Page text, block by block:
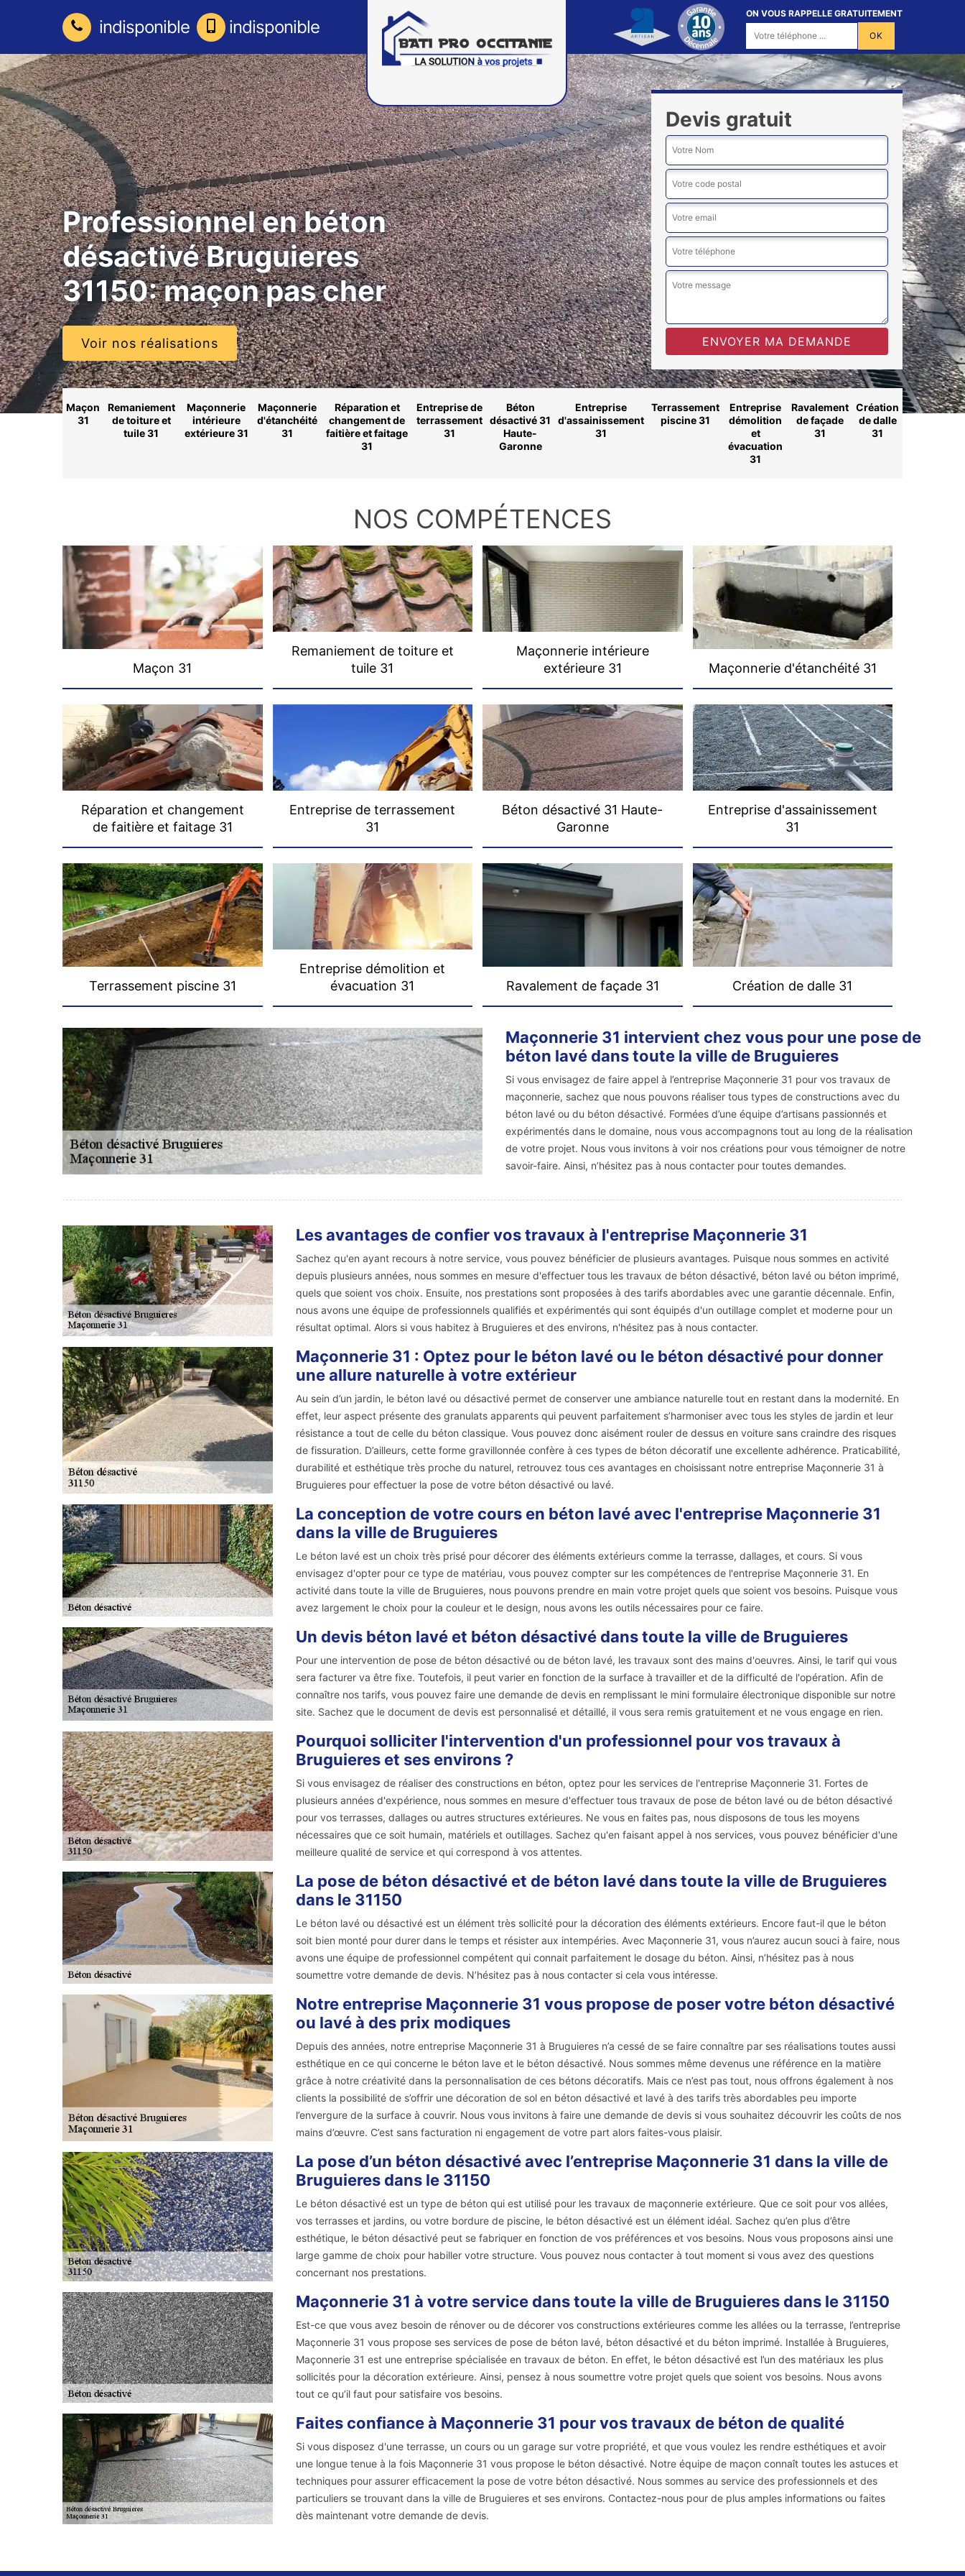
indisponible indisponible
ON VOUS RAPPELLE GRATUITEMENT
Professionnel en béton
désactivé Bruguieres
31150: maçon pas cher
Voir nos réalisations
Devis gratuit
Maçon
31
Remaniement
de toiture et
tuile 31
Maçonnerie
intérieure
extérieure 31
Maçonnerie
d'étanchéité
31
Réparation et
changement de
faitière et faitage
31
Entreprise de
terrassement
31
Béton
désactivé 31
Haute-
Garonne
Entreprise
d'assainissement
31
Terrassement
piscine 31
Entreprise
démolition
et
évacuation
31
Ravalement
de façade
31
Création
de dalle
31
NOS COMPÉTENCES
Maçon 31
Remaniement de toiture et
tuile 31
Maçonnerie intérieure
extérieure 31
Maçonnerie d'étanchéité 31
Réparation et changement
de faitière et faitage 31
Entreprise de terrassement
31
Béton désactivé 31 Haute-
Garonne
Entreprise d'assainissement
31
Terrassement piscine 31
Entreprise démolition et
évacuation 31
Ravalement de façade 31 Création de dalle 31
Maçonnerie 31 intervient chez vous pour une pose de
béton lavé dans toute la ville de Bruguieres
Si vous envisagez de faire appel à l’entreprise Maçonnerie 31 pour vos travaux de
maçonnerie, sachez que nous pouvons réaliser tous types de constructions avec du
béton lavé ou du béton désactivé. Formées d’une équipe d’artisans passionnés et
expérimentés dans le domaine, nous vous accompagnons tout au long de la réalisation
de votre projet. Nous vous invitons à voir nos créations pour vous témoigner de notre
savoir-faire. Ainsi, n’hésitez pas à nous contacter pour toutes demandes.
Les avantages de confier vos travaux à l'entreprise Maçonnerie 31
Sachez qu'en ayant recours à notre service, vous pouvez bénéficier de plusieurs avantages. Puisque nous sommes en activité
depuis plusieurs années, nous sommes en mesure d'effectuer tous les travaux de béton désactivé, béton lavé ou béton imprimé,
quels que soient vos choix. Ensuite, nos prestations sont proposées à des tarifs abordables avec une garantie décennale. Enfin,
nous avons une équipe de professionnels qualifiés et expérimentés qui sont équipés d'un outillage complet et moderne pour un
résultat optimal. Alors si vous habitez à Bruguieres et des environs, n'hésitez pas à nous contacter.
Maçonnerie 31 : Optez pour le béton lavé ou le béton désactivé pour donner
une allure naturelle à votre extérieur
Au sein d’un jardin, le béton lavé ou désactivé permet de conserver une ambiance naturelle tout en restant dans la modernité. En
effet, leur aspect présente des granulats apparents qui peuvent parfaitement s’harmoniser avec tous les styles de jardin et leur
résistance a tout de celle du béton classique. Vous pouvez donc aisément rouler de dessus en voiture sans craindre des risques
de fissuration. D’ailleurs, cette forme gravillonnée confère à ces types de béton décoratif une excellente adhérence. Praticabilité,
durabilité et esthétique très proche du naturel, retrouvez tous ces avantages en choisissant notre entreprise Maçonnerie 31 à
Bruguieres pour effectuer la pose de votre béton désactivé ou lavé.
La conception de votre cours en béton lavé avec l'entreprise Maçonnerie 31
dans la ville de Bruguieres
Le béton lavé est un choix très prisé pour décorer des éléments extérieurs comme la terrasse, dallages, et cours. Si vous
envisagez d'opter pour ce type de matériau, vous pouvez compter sur les compétences de l'entreprise Maçonnerie 31. En
activité dans toute la ville de Bruguieres, nous pouvons prendre en main votre projet quels que soient vos besoins. Puisque vous
avez largement le choix pour la couleur et le design, nous avons les outils nécessaires pour ce faire.
Un devis béton lavé et béton désactivé dans toute la ville de Bruguieres
Pour une intervention de pose de béton désactivé ou de béton lavé, les travaux sont des mains d'oeuvres. Ainsi, le tarif qui vous
sera facturer va être fixe. Toutefois, il peut varier en fonction de la surface à travailler et de la difficulté de l'opération. Afin de
connaître nos tarifs, vous pouvez faire une demande de devis en remplissant le mini formulaire électronique disponible sur notre
site. Sachez que le document de devis est personnalisé et détaillé, il vous sera remis gratuitement et ne vous engage en rien.
Pourquoi solliciter l'intervention d'un professionnel pour vos travaux à
Bruguieres et ses environs ?
Si vous envisagez de réaliser des constructions en béton, optez pour les services de l'entreprise Maçonnerie 31. Fortes de
plusieurs années d'expérience, nous sommes en mesure d'effectuer tous travaux de pose de béton lavé ou de béton désactivé
pour vos terrasses, dallages ou autres structures extérieures. Ne vous en faites pas, nous disposons de tous les moyens
nécessaires que ce soit humain, matériels et outillages. Sachez qu'en faisant appel à nos services, vous pouvez bénéficier d'une
meilleure qualité de service et qui correspond à vos attentes.
La pose de béton désactivé et de béton lavé dans toute la ville de Bruguieres
dans le 31150
Le béton lavé ou désactivé est un élément très sollicité pour la décoration des éléments extérieurs. Encore faut-il que le béton
soit bien monté pour durer dans le temps et résister aux intempéries. Avec Maçonnerie 31, vous n’aurez aucun souci à faire, nous
avons une équipe de professionnel compétent qui connait parfaitement le dosage du béton. Ainsi, n’hésitez pas à nous
soumettre votre demande de devis. N’hésitez pas à nous contacter si cela vous intéresse.
Notre entreprise Maçonnerie 31 vous propose de poser votre béton désactivé
ou lavé à des prix modiques
Depuis des années, notre entreprise Maçonnerie 31 à Bruguieres n’a cessé de se faire connaître par ses réalisations toutes aussi
esthétique en ce qui concerne le béton lave et le béton désactivé. Nous sommes même devenus une référence en la matière
grâce à notre créativité dans la personnalisation de ces bétons décoratifs. Mais ce n’est pas tout, nous offrons également à nos
clients la possibilité de s’offrir une décoration de sol en béton désactivé et lavé à des tarifs très abordables peu importe
l’envergure de la surface à couvrir. Nous vous invitons à faire une demande de devis si vous souhaitez découvrir les coûts de nos
mains d’œuvre. C’est sans facturation ni engagement de votre part alors faites-vous plaisir.
La pose d’un béton désactivé avec l’entreprise Maçonnerie 31 dans la ville de
Bruguieres dans le 31150
Le béton désactivé est un type de béton qui est utilisé pour les travaux de maçonnerie extérieure. Que ce soit pour vos allées,
vos terrasses et jardins, ou votre bordure de piscine, le béton désactivé est un élément idéal. Sachez qu’en plus d’être
esthétique, le béton désactivé peut se fabriquer en fonction de vos préférences et vos besoins. Nous vous proposons ainsi une
large gamme de choix pour habiller votre structure. Vous pouvez nous contacter à tout moment si vous avez des questions
concernant nos prestations.
Maçonnerie 31 à votre service dans toute la ville de Bruguieres dans le 31150
Est-ce que vous avez besoin de rénover ou de décorer vos constructions extérieures comme les allées ou la terrasse, l’entreprise
Maçonnerie 31 vous propose ses services de pose de béton lavé, béton désactivé et du béton imprimé. Installée à Bruguieres,
Maçonnerie 31 est une entreprise spécialisée en travaux de béton. En effet, le béton désactivé est l’un des matériaux les plus
sollicités pour la décoration extérieure. Ainsi, pensez à nous soumettre votre projet quels que soient vos besoins. Nous avons
tout ce qu’il faut pour satisfaire vos besoins.
Faites confiance à Maçonnerie 31 pour vos travaux de béton de qualité
Si vous disposez d'une terrasse, un cours ou un garage sur votre propriété, et que vous voulez les rendre esthétiques et avoir
une longue tenue à la fois Maçonnerie 31 vous propose le béton désactivé. Notre équipe de maçon connaît toutes les astuces et
techniques pour assurer efficacement la pose de votre béton désactivé. Nous sommes au service des professionnels et des
particuliers se trouvant dans la ville de Bruguieres et ses environs. Contactez-nous pour de plus amples informations ou faites
dès maintenant votre demande de devis.